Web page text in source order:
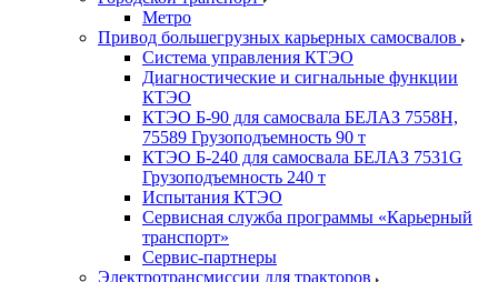
Метро
Привод большегрузных карьерных самосвалов
Система управления КТЭО
Диагностические и сигнальные функции
КТЭО
КТЭО Б-90 для самосвала БЕЛАЗ 7558H,
75589 Грузоподъемность 90 т
КТЭО Б-240 для самосвала БЕЛАЗ 7531G
Грузоподъемность 240 т
Испытания КТЭО
Сервисная служба программы «Карьерный
транспорт»
Сервис-партнеры
Электротрансмиссии для тракторов